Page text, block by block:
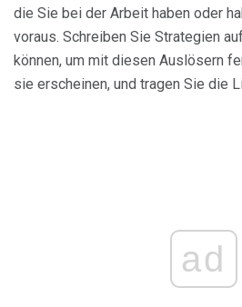
die Sie bei der Arbeit haben oder
voraus. Schreiben Sie Strategien
können, um mit diesen Auslösern
sie erscheinen, und tragen Sie die
ad